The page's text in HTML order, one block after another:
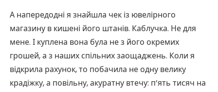
А напередодні я знайшла чек із ювелірного
магазину в кишені його штанів. Каблучка. Не для
мене. І куплена вона була не з його окремих
грошей, а з наших спільних заощаджень. Коли я
відкрила рахунок, то побачила не одну велику
крадіжку, а повільну, акуратну втечу: п’ять тисяч на